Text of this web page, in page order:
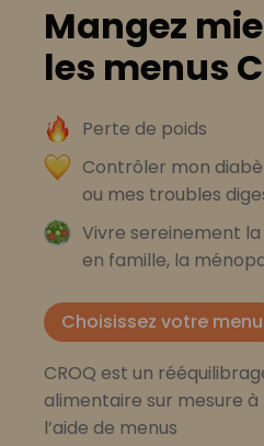
Mangez
les menus
Perte de poids
Contrôler mon
ou mes troubles
Vivre sereinement
en famille, la
Choisissez votre menu
CROQ est un
alimentaire sur mesure à
l’aide de menus